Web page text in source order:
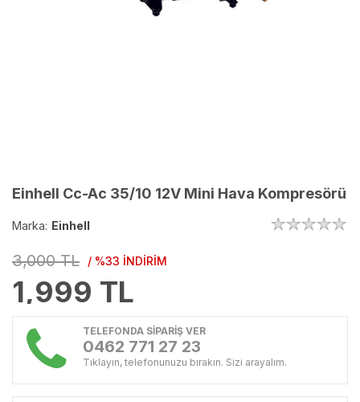
Einhell Cc-Ac 35/10 12V Mini Hava Kompresörü
Marka: Einhell
3,000 TL / %33 İNDİRİM
1,999 TL
TELEFONDA SİPARİŞ VER
0462 771 27 23
Tıklayın, telefonunuzu bırakın. Sizi arayalım.